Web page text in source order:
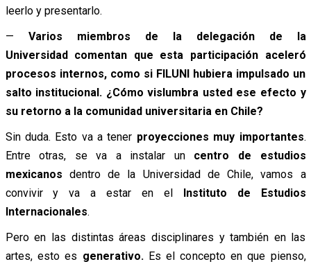
leerlo y presentarlo.
— Varios miembros de la delegación de la
Universidad comentan que esta participación aceleró
procesos internos, como si FILUNI hubiera impulsado un
salto institucional. ¿Cómo vislumbra usted ese efecto y
su retorno a la comunidad universitaria en Chile?
Sin duda. Esto va a tener proyecciones muy importantes.
Entre otras, se va a instalar un centro de estudios
mexicanos dentro de la Universidad de Chile, vamos a
convivir y va a estar en el
Instituto de Estudios
Internacionales.
Pero en las distintas áreas disciplinares y también en las
artes, esto es generativo.Es el concepto en que pienso,